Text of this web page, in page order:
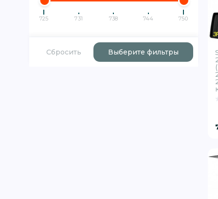
725 731 738 744 750
Сбросить Выберите фильтры